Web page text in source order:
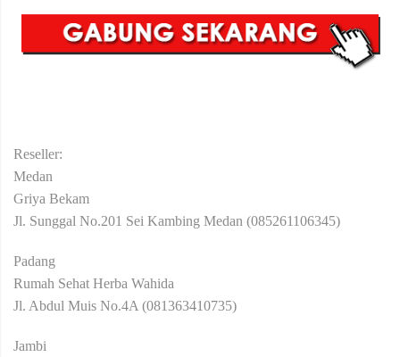
Reseller:
Medan
Griya Bekam
Jl. Sunggal No.201 Sei Kambing Medan (085261106345)
Padang
Rumah Sehat Herba Wahida
Jl. Abdul Muis No.4A (081363410735)
Jambi